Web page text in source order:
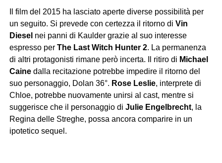
Il film del 2015 ha lasciato aperte diverse possibilità per
un seguito. Si prevede con certezza il ritorno di Vin
Diesel nei panni di Kaulder grazie al suo interesse
espresso per The Last Witch Hunter 2. La permanenza
di altri protagonisti rimane però incerta. Il ritiro di Michael
Cainedalla recitazione potrebbe impedire il ritorno del
suo personaggio, Dolan 36°. Rose Leslie, interprete di
Chloe, potrebbe nuovamente unirsi al cast, mentre si
suggerisce che il personaggio di Julie Engelbrecht, la
Regina delle Streghe, possa ancora comparire in un
ipotetico sequel.